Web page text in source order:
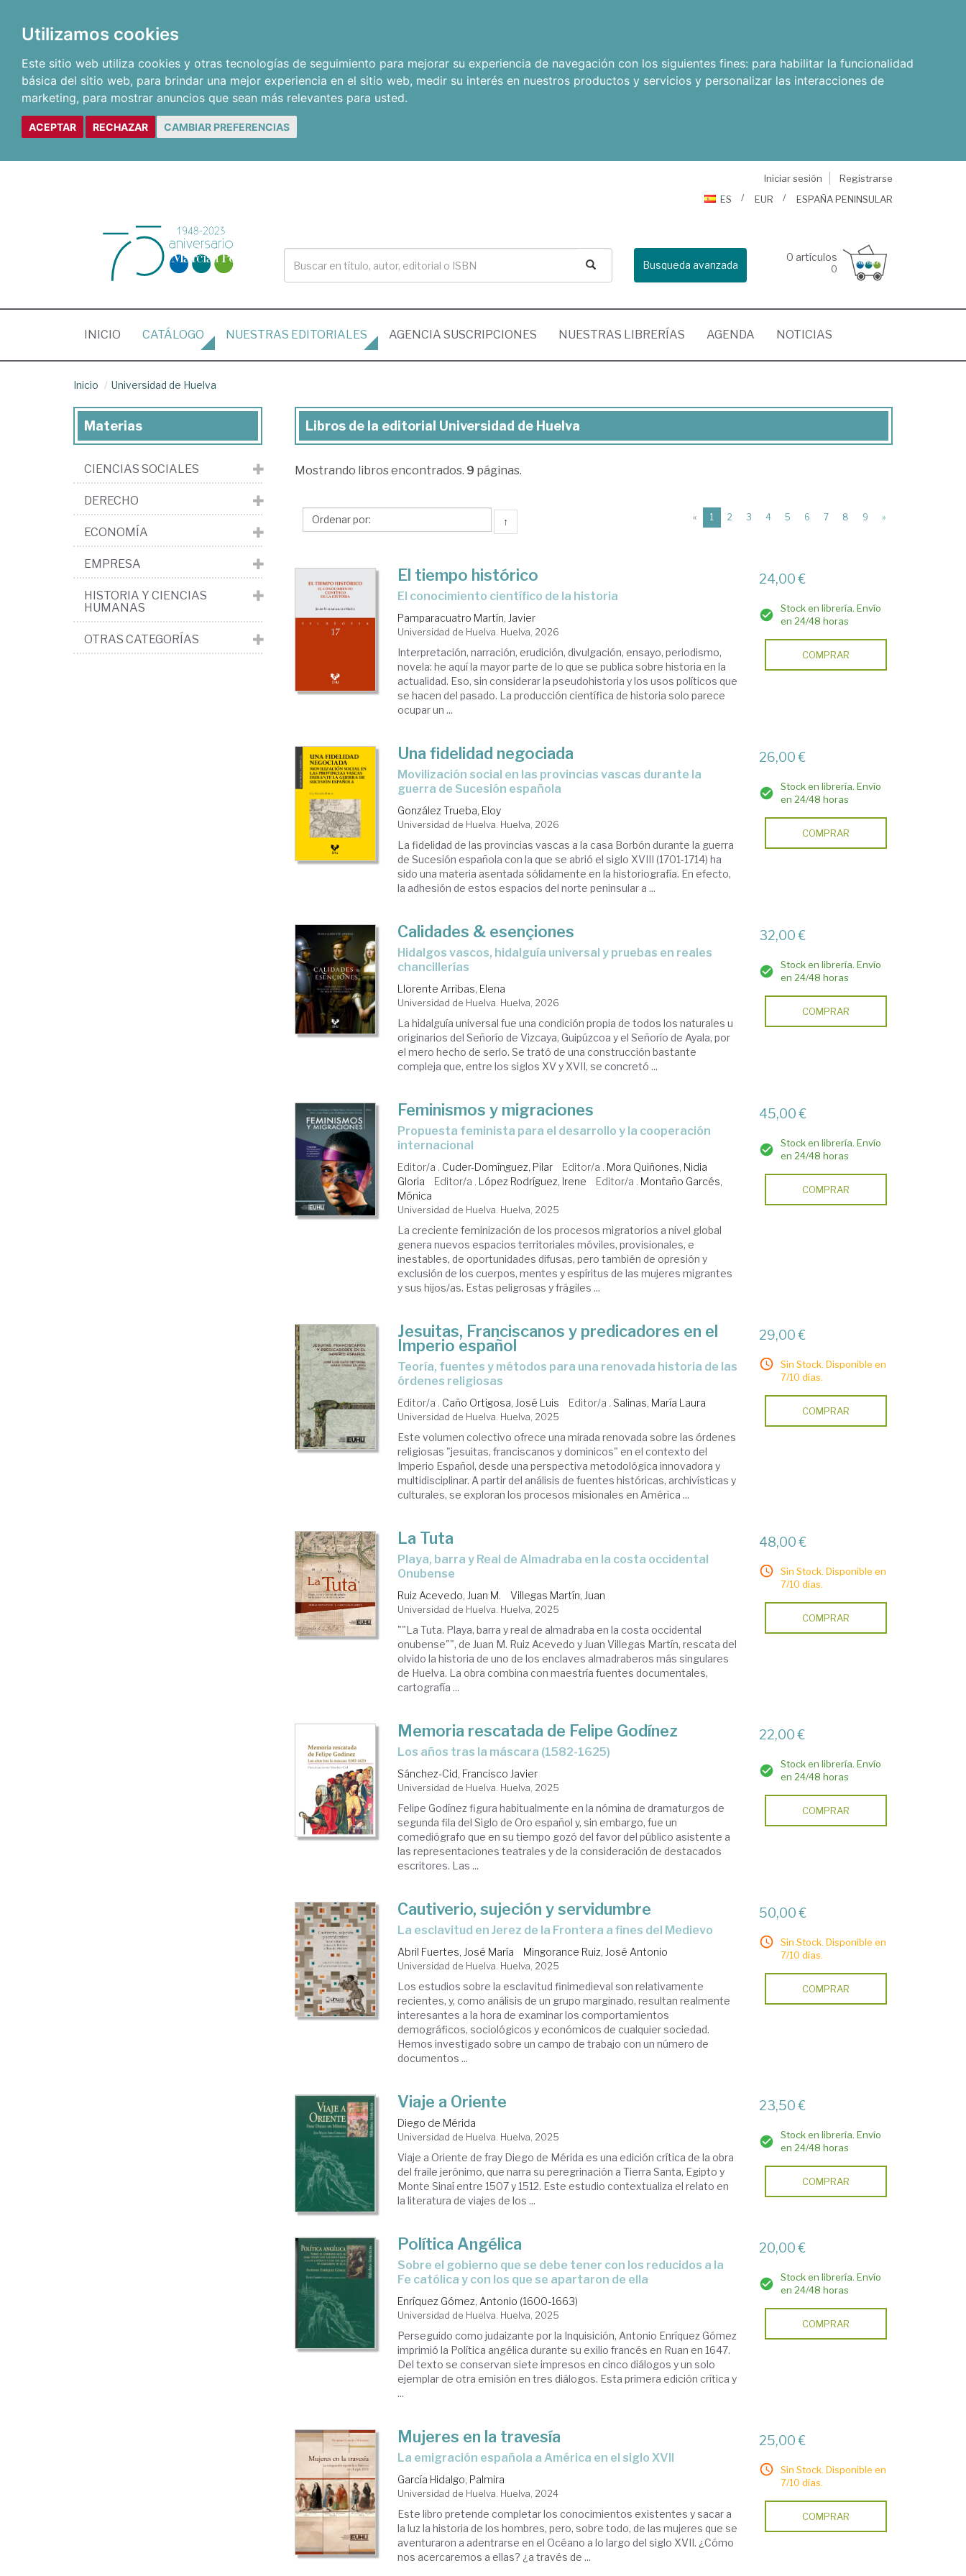
Utilizamos cookies
Este sitio web utiliza cookies y otras tecnologías de seguimiento para mejorar su experiencia de navegación con los siguientes fines: para habilitar la funcionalidad
básica del sitio web, para brindar una mejor experiencia en el sitio web, medir su interés en nuestros productos y servicios y personalizar las interacciones de
marketing, para mostrar anuncios que sean más relevantes para usted.
ACEPTAR RECHAZAR CAMBIAR PREFERENCIAS
Iniciar sesión
Registrarse
ES
EUR ESPAÑA PENINSULAR
Busqueda avanzada
0 artículos
0
INICIO (CURRENT)
CATÁLOGO NUESTRAS EDITORIALES AGENCIA SUSCRIPCIONES NUESTRAS LIBRERÍAS AGENDA NOTICIAS
Inicio Universidad de Huelva
Libros
la
Universidad
Huelva
Libros de la editorial Universidad de Huelva
Mostrando libros encontrados. 9 páginas.
↑ « 1 (current)
2 3 4 5 6 7 8 9 »
El tiempo histórico
El conocimiento científico de la historia
Pamparacuatro Martín, Javier
Universidad de Huelva. Huelva, 2026
Interpretación, narración, erudición, divulgación, ensayo, periodismo,
novela: he aquí la mayor parte de lo que se publica sobre historia en la
actualidad. Eso, sin considerar la pseudohistoria y los usos políticos que
se hacen del pasado. La producción científica de historia solo parece
ocupar un ...
24,00 €
Stock en librería. Envío
en 24/48 horas
COMPRAR
Una fidelidad negociada
Movilización social en las provincias vascas durante la
guerra de Sucesión española
González Trueba, Eloy
Universidad de Huelva. Huelva, 2026
La fidelidad de las provincias vascas a la casa Borbón durante la guerra
de Sucesión española con la que se abrió el siglo XVIII (1701-1714) ha
sido una materia asentada sólidamente en la historiografía. En efecto,
la adhesión de estos espacios del norte peninsular a ...
26,00 €
Stock en librería. Envío
en 24/48 horas
COMPRAR
Calidades & esençiones
Hidalgos vascos, hidalguía universal y pruebas en reales
chancillerías
Llorente Arribas, Elena
Universidad de Huelva. Huelva, 2026
La hidalguía universal fue una condición propia de todos los naturales u
originarios del Señorío de Vizcaya, Guipúzcoa y el Señorío de Ayala, por
el mero hecho de serlo. Se trató de una construcción bastante
compleja que, entre los siglos XV y XVII, se concretó ...
32,00 €
Stock en librería. Envío
en 24/48 horas
COMPRAR
Feminismos y migraciones
Propuesta feminista para el desarrollo y la cooperación
internacional
Editor/a . Cuder-Domínguez, Pilar Editor/a . Mora Quiñones, Nidia
Gloria
Editor/a . López Rodríguez, Irene Editor/a . Montaño Garcés,
Mónica
Universidad de Huelva. Huelva, 2025
La creciente feminización de los procesos migratorios a nivel global
genera nuevos espacios territoriales móviles, provisionales, e
inestables, de oportunidades difusas, pero también de opresión y
exclusión de los cuerpos, mentes y espíritus de las mujeres migrantes
y sus hijos/as. Estas peligrosas y frágiles ...
45,00 €
Stock en librería. Envío
en 24/48 horas
COMPRAR
Jesuitas, Franciscanos y predicadores en el
Imperio español
Teoría, fuentes y métodos para una renovada historia de las
órdenes religiosas
Editor/a . Caño Ortigosa, José Luis Editor/a . Salinas, María Laura
Universidad de Huelva. Huelva, 2025
Este volumen colectivo ofrece una mirada renovada sobre las órdenes
religiosas "jesuitas, franciscanos y dominicos" en el contexto del
Imperio Español, desde una perspectiva metodológica innovadora y
multidisciplinar. A partir del análisis de fuentes históricas, archivísticas y
culturales, se exploran los procesos misionales en América ...
29,00 €
Sin Stock. Disponible en
7/10 días.
COMPRAR
La Tuta
Playa, barra y Real de Almadraba en la costa occidental
Onubense
Ruiz Acevedo, Juan M. Villegas Martín, Juan
Universidad de Huelva. Huelva, 2025
""La Tuta. Playa, barra y real de almadraba en la costa occidental
onubense"", de Juan M. Ruiz Acevedo y Juan Villegas Martín, rescata del
olvido la historia de uno de los enclaves almadraberos más singulares
de Huelva. La obra combina con maestría fuentes documentales,
cartografía ...
48,00 €
Sin Stock. Disponible en
7/10 días.
COMPRAR
Memoria rescatada de Felipe Godínez
Los años tras la máscara (1582-1625)
Sánchez-Cid, Francisco Javier
Universidad de Huelva. Huelva, 2025
Felipe Godínez figura habitualmente en la nómina de dramaturgos de
segunda fila del Siglo de Oro español y, sin embargo, fue un
comediógrafo que en su tiempo gozó del favor del público asistente a
las representaciones teatrales y de la consideración de destacados
escritores. Las ...
22,00 €
Stock en librería. Envío
en 24/48 horas
COMPRAR
Cautiverio, sujeción y servidumbre
La esclavitud en Jerez de la Frontera a fines del Medievo
Abril Fuertes, José María Mingorance Ruiz, José Antonio
Universidad de Huelva. Huelva, 2025
Los estudios sobre la esclavitud finimedieval son relativamente
recientes, y, como análisis de un grupo marginado, resultan realmente
interesantes a la hora de examinar los comportamientos
demográficos, sociológicos y económicos de cualquier sociedad.
Hemos investigado sobre un campo de trabajo con un número de
documentos ...
50,00 €
Sin Stock. Disponible en
7/10 días.
COMPRAR
Viaje a Oriente
Diego de Mérida
Universidad de Huelva. Huelva, 2025
Viaje a Oriente de fray Diego de Mérida es una edición crítica de la obra
del fraile jerónimo, que narra su peregrinación a Tierra Santa, Egipto y
Monte Sinaí entre 1507 y 1512. Este estudio contextualiza el relato en
la literatura de viajes de los ...
23,50 €
Stock en librería. Envío
en 24/48 horas
COMPRAR
Política Angélica
Sobre el gobierno que se debe tener con los reducidos a la
Fe católica y con los que se apartaron de ella
Enríquez Gómez, Antonio (1600-1663)
Universidad de Huelva. Huelva, 2025
Perseguido como judaizante por la Inquisición, Antonio Enríquez Gómez
imprimió la Política angélica durante su exilio francés en Ruan en 1647.
Del texto se conservan siete impresos en cinco diálogos y un solo
ejemplar de otra emisión en tres diálogos. Esta primera edición crítica y
...
20,00 €
Stock en librería. Envío
en 24/48 horas
COMPRAR
Mujeres en la travesía
La emigración española a América en el siglo XVII
García Hidalgo, Palmira
Universidad de Huelva. Huelva, 2024
Este libro pretende completar los conocimientos existentes y sacar a
la luz la historia de los hombres, pero, sobre todo, de las mujeres que se
aventuraron a adentrarse en el Océano a lo largo del siglo XVII. ¿Cómo
nos acercaremos a ellas? ¿a través de ...
25,00 €
Sin Stock. Disponible en
7/10 días.
COMPRAR
Materias
CIENCIAS SOCIALES
DERECHO
ECONOMÍA
EMPRESA
HISTORIA Y CIENCIAS
HUMANAS
OTRAS CATEGORÍAS